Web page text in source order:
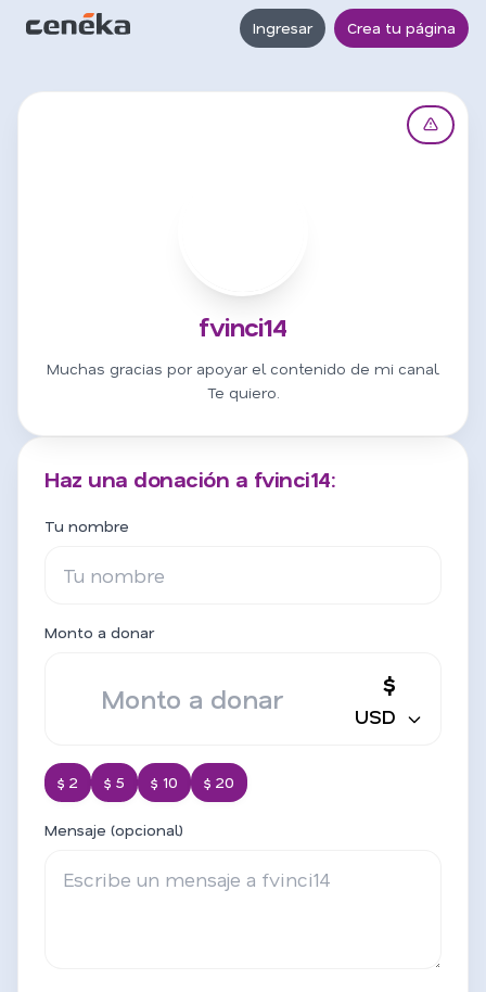
Ingresar Crea tu página
fvinci14
Muchas gracias por apoyar el contenido de mi canal.
Te quiero.
Haz una donación a fvinci14:
Tu nombre
Monto a donar
$
USD
$ 2 $ 5 $ 10 $ 20
Mensaje (opcional)